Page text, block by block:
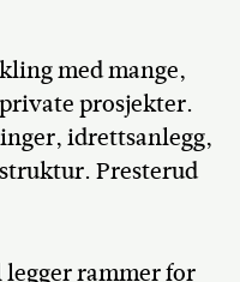
med mange,
prosjekter.
idrettsanlegg,
Presterud
rammer for